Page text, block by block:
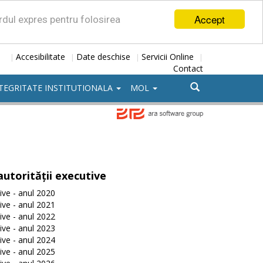
Accept
expres pentru folosirea
| Accesibilitate | Date deschise | Servicii Online |
Contact
INSTITUTIONALA MOL
executive
- anul 2020
- anul 2021
- anul 2022
- anul 2023
- anul 2024
- anul 2025